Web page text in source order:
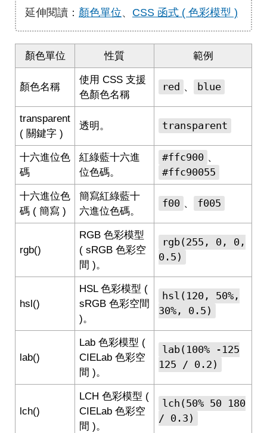
延伸閱讀： 顏色單位、 CSS 函式 ( 色彩模型 )
顏色單位 性質 範例
顏色名稱
使用 CSS 支援
色顏色名稱
red 、 blue
transparent
( 關鍵字 )
透明。 transparent
十六進位色
碼
紅綠藍十六進
位色碼。
#ffc900 、
#ffc90055
十六進位色
碼 ( 簡寫 )
簡寫紅綠藍十
六進位色碼。
f00 、 f005
rgb()
RGB 色彩模型
( sRGB 色彩空
間 )。
rgb(255, 0, 0,
0.5)
hsl()
HSL 色彩模型 (
sRGB 色彩空間
)。
hsl(120, 50%,
30%, 0.5)
lab()
Lab 色彩模型 (
CIELab 色彩空
間 )。
lab(100% -125
125 / 0.2)
lch()
LCH 色彩模型 (
CIELab 色彩空
間 )。
lch(50% 50 180
/ 0.3)